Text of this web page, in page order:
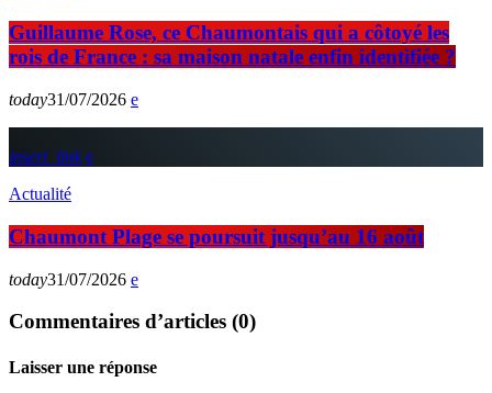
Guillaume Rose, ce Chaumontais qui a côtoyé les
rois de France : sa maison natale enfin identifiée ?
today31/07/2026
insert_link
Actualité
Chaumont Plage se poursuit jusqu’au 16 août
today31/07/2026
Commentaires d’articles (0)
Laisser une réponse